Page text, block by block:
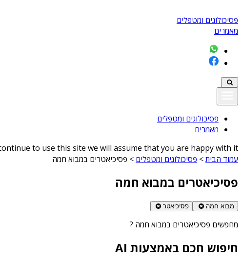
פסיכולוגים ומטפלים
מאמרים
פסיכולוגים ומטפלים
מאמרים
to use this site we will assume that you are happy with it
עמוד הבית> פסיכולוגים ומטפלים > פסיכיאטרים במבוא חמה
פסיכיאטרים במבוא חמה
מבוא חמה פסיכיאטר
מחפשים פסיכיאטרים במבוא חמה ?
חיפוש חכם באמצעות AI